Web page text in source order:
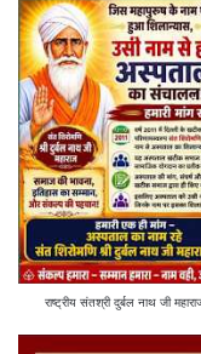
राष्ट्रीय संतश्री दुर्बल नाथ जी